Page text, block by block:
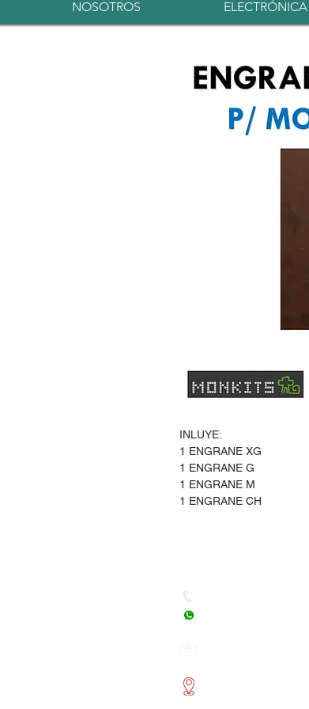
NOSOTROS ELECTRÓNICA
INLUYE:
1 ENGRANE XG
1 ENGRANE G
1 ENGRANE M
1 ENGRANE CH